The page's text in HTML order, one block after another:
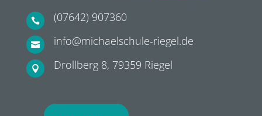
 (07642) 907360
 info@michaelschule-riegel.de
 Drollberg 8, 79359 Riegel